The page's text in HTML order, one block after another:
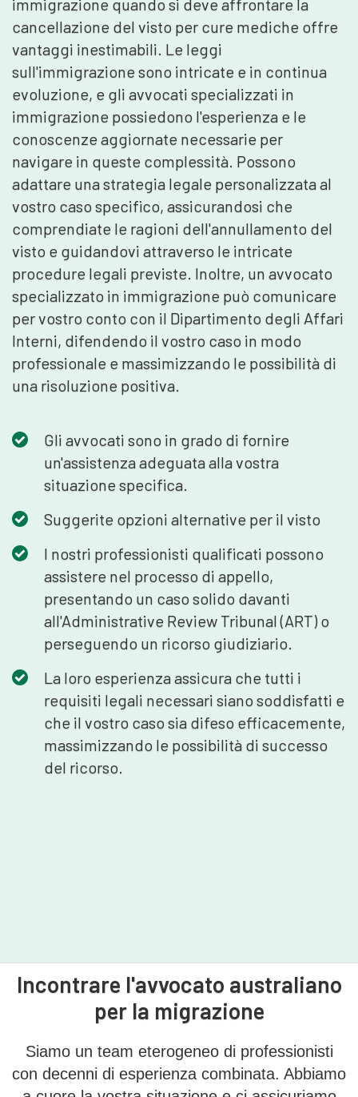
immigrazione quando si deve affrontare la
cancellazione del visto per cure mediche offre
vantaggi inestimabili. Le leggi
sull'immigrazione sono intricate e in continua
evoluzione, e gli avvocati specializzati in
immigrazione possiedono l'esperienza e le
conoscenze aggiornate necessarie per
navigare in queste complessità. Possono
adattare una strategia legale personalizzata al
vostro caso specifico, assicurandosi che
comprendiate le ragioni dell'annullamento del
visto e guidandovi attraverso le intricate
procedure legali previste. Inoltre, un avvocato
specializzato in immigrazione può comunicare
per vostro conto con il Dipartimento degli Affari
Interni, difendendo il vostro caso in modo
professionale e massimizzando le possibilità di
una risoluzione positiva.
Gli avvocati sono in grado di fornire
un'assistenza adeguata alla vostra
situazione specifica.
Suggerite opzioni alternative per il visto
I nostri professionisti qualificati possono
assistere nel processo di appello,
presentando un caso solido davanti
all'Administrative Review Tribunal (ART) o
perseguendo un ricorso giudiziario.
La loro esperienza assicura che tutti i
requisiti legali necessari siano soddisfatti e
che il vostro caso sia difeso efficacemente,
massimizzando le possibilità di successo
del ricorso.
Incontrare l'avvocato australiano
per la migrazione
Siamo un team eterogeneo di professionisti
con decenni di esperienza combinata. Abbiamo